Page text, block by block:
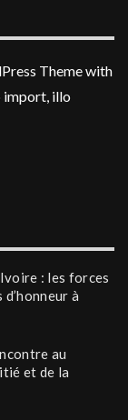
Theme with
import, illo
: les forces
à
au
et de la